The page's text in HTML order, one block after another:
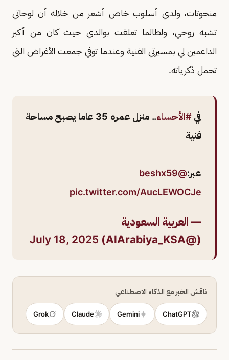
منحوتات، ولدي أسلوب خاص أشعر من خلاله أن لوحاتي
تشبه روحي، ولطالما تعلقت بوالدي حيث كان من أكبر
الداعمين لي بمسيرتي الفنية وعندما توفي جمعت الأغراض التي
تحمل ذكرياته.
في#الأحساء
.. منزل عمره 35 عاما يصبح مساحة
فنية
عبر:@beshx59
pic.twitter.com/AucLEWOCJe
— العربية السعودية
(@AlArabiya_KSA)
July 18, 2025
ناقش الخبر مع الذكاء الاصطناعي
ChatGPT
Gemini
Claude
Grok